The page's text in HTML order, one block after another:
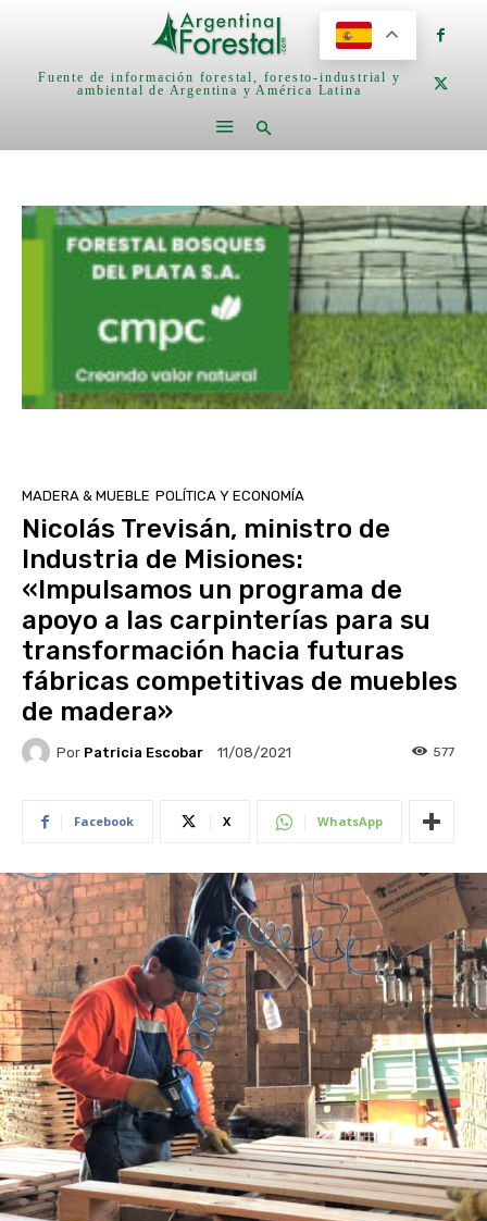
Fuente de información forestal, foresto-industrial y
ambiental de Argentina y América Latina
MADERA & MUEBLE POLÍTICA Y ECONOMÍA
Nicolás Trevisán, ministro de
Industria de Misiones:
«Impulsamos un programa de
apoyo a las carpinterías para su
transformación hacia futuras
fábricas competitivas de muebles
de madera»
Por Patricia Escobar 11/08/2021 577
Facebook X WhatsApp